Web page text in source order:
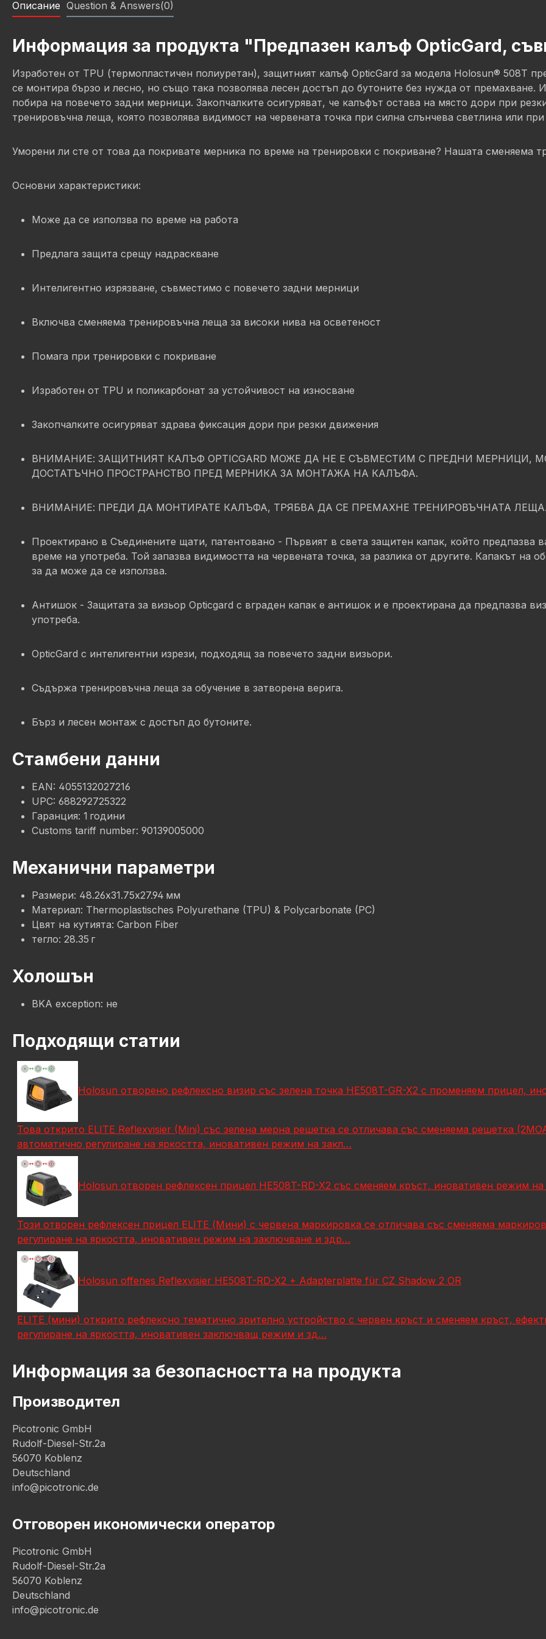
Описание Question & Answers(0)
Информация за продукта "Предпазен калъф OpticGard,
Изработен от TPU (термопластичен полиуретан), защитният калъф OpticGard за модела Holosun® 508T
се монтира бързо и лесно, но също така позволява лесен достъп до бутоните без нужда от премахване.
побира на повечето задни мерници. Закопчалките осигуряват, че калъфът остава на място дори при
тренировъчна леща, която позволява видимост на червената точка при силна слънчева светлина или
Уморени ли сте от това да покривате мерника по време на тренировки с покриване? Нашата сменяема
Основни характеристики:
Може да се използва по време на работа
Предлага защита срещу надраскване
Интелигентно изрязване, съвместимо с повечето задни мерници
Включва сменяема тренировъчна леща за високи нива на осветеност
Помага при тренировки с покриване
Изработен от TPU и поликарбонат за устойчивост на износване
Закопчалките осигуряват здрава фиксация дори при резки движения
ВНИМАНИЕ: ЗАЩИТНИЯТ КАЛЪФ OPTICGARD МОЖЕ ДА НЕ Е СЪВМЕСТИМ С ПРЕДНИ МЕРНИЦИ,
ДОСТАТЪЧНО ПРОСТРАНСТВО ПРЕД МЕРНИКА ЗА МОНТАЖА НА КАЛЪФА.
ВНИМАНИЕ: ПРЕДИ ДА МОНТИРАТЕ КАЛЪФА, ТРЯБВА ДА СЕ ПРЕМАХНЕ ТРЕНИРОВЪЧНАТА ЛЕЩА.
Проектирано в Съединените щати, патентовано - Първият в света защитен капак, който предпазва
време на употреба. Той запазва видимостта на червената точка, за разлика от другите. Капакът на
за да може да се използва.
Антишок - Защитата за визьор Opticgard с вграден капак е антишок и е проектирана да предпазва
употреба.
OpticGard с интелигентни изрези, подходящ за повечето задни визьори.
Съдържа тренировъчна леща за обучение в затворена верига.
Бърз и лесен монтаж с достъп до бутоните.
Стамбени данни
EAN: 4055132027216
UPC: 688292725322
Гаранция: 1 години
Customs tariff number: 90139005000
Механични параметри
Размери: 48.26x31.75x27.94 мм
Материал: Thermoplastisches Polyurethane (TPU) & Polycarbonate (PC)
Цвят на кутията: Carbon Fiber
тегло: 28.35 г
Холошън
BKA exception: не
Подходящи статии
Holosun отворено рефлексно визир със зелена точка HE508T-GR-X2 с променяем прицел,
Това открито ELITE Reflexvisier (Mini) със зелена мерна решетка се отличава със сменяема решетка
автоматично регулиране на яркостта, иновативен режим на закл…
Holosun отворен рефлексен прицел HE508T-RD-X2 със сменяем кръст, иновативен режим
Този отворен рефлексен прицел ELITE (Мини) с червена маркировка се отличава със сменяема
регулиране на яркостта, иновативен режим на заключване и здр…
Holosun offenes Reflexvisier HE508T-RD-X2 + Adapterplatte für CZ Shadow 2 OR
ELITE (мини) открито рефлексно тематично зрително устройство с червен кръст и сменяем кръст,
регулиране на яркостта, иновативен заключващ режим и зд…
Информация за безопасността на продукта
Производител
Picotronic GmbH
Rudolf-Diesel-Str.2a
56070 Koblenz
Deutschland
info@picotronic.de
Отговорен икономически оператор
Picotronic GmbH
Rudolf-Diesel-Str.2a
56070 Koblenz
Deutschland
info@picotronic.de